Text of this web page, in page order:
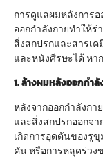
การดูแลผมหลังการ
ออกกำลังกายทำให้
สิ่งสกปรกและสารเ
และหนังศีรษะได้ หา
1. ล้างผมหลังออกกำลั
หลังจากออกกำลังกา
และสิ่งสกปรกออกจ
เกิดการอุดตันของรู
คัน หรือการหลุดร่วง